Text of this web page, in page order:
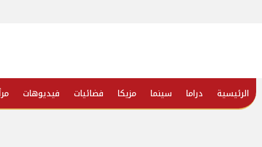
الرئيسية دراما سينما مزيكا فضائيات فيديوهات